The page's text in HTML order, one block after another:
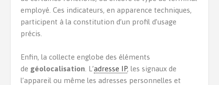
employé. Ces indicateurs, en apparence techniques,
participent à la constitution d’un profil d’usage
précis.
Enfin, la collecte englobe des éléments
de géolocalisation . L’adresse IP, les signaux de
l’appareil ou même les adresses personnelles et